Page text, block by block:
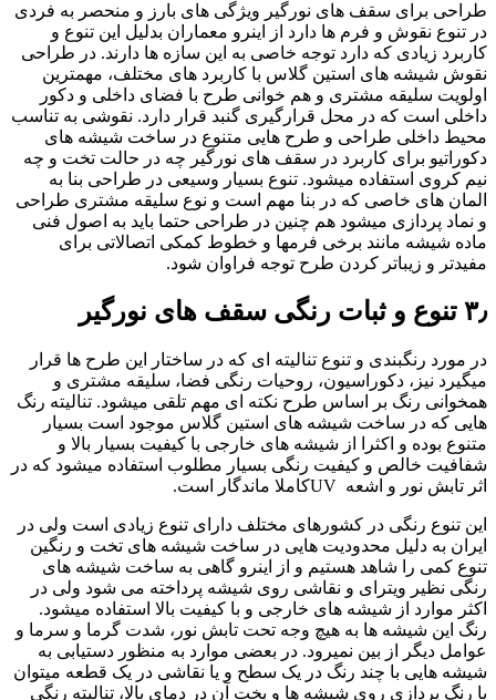
طراحی برای سقف های نورگیر ویژگی های بارز و منحصر به فردی
در تنوع نقوش و فرم ها دارد از اینرو معماران بدلیل این تنوع و
کاربرد زیادی که دارد توجه خاصی به این سازه ها دارند. در طراحی
نقوش شیشه های استین گلاس با کاربرد های مختلف، مهمترین
اولویت سلیقه مشتری و هم خوانی طرح با فضای داخلی و دکور
داخلی است که در محل قرارگیری گنبد قرار دارد. نقوشی به تناسب
محیط داخلی طراحی و طرح هایی متنوع در ساخت شیشه های
دکوراتیو برای کاربرد در سقف های نورگیر چه در حالت تخت و چه
نیم کروی استفاده میشود. تنوع بسیار وسیعی در طراحی بنا به
المان های خاصی که در بنا مهم است و نوع سلیقه مشتری طراحی
و نماد پردازی میشود هم چنین در طراحی حتما باید به اصول فنی
ماده شیشه مانند برخی فرمها و خطوط کمکی اتصالاتی برای
مفیدتر و زیباتر کردن طرح توجه فراوان شود.
۳٫ تنوع و ثبات رنگی سقف های نورگیر
در مورد رنگ­بندی و تنوع تنالیته ای که در ساختار این طرح ها قرار
میگیرد نیز، دکوراسیون، روحیات رنگی فضا، سلیقه مشتری و
همخوانی رنگ بر اساس طرح نکته ای مهم تلقی میشود. تنالیته رنگ
هایی که در ساخت شیشه های استین گلاس موجود است بسیار
متنوع بوده و اکثرا از شیشه های خارجی با کیفیت بسیار بالا و
شفافیت خالص و کیفیت رنگی بسیار مطلوب استفاده می­شود که در
اثر تابش نور و اشعه UVکاملا ماندگار است.
این تنوع رنگی در کشورهای مختلف دارای تنوع زیادی است ولی در
ایران به دلیل محدودیت هایی در ساخت شیشه های تخت و رنگین
تنوع کمی را شاهد هستیم و از اینرو گاهی به ساخت شیشه های
رنگی نظیر ویترای و نقاشی روی شیشه پرداخته می شود ولی در
اکثر موارد از شیشه های خارجی و با کیفیت بالا استفاده میشود.
رنگ این شیشه ها به هیچ وجه تحت تابش نور، شدت گرما و سرما و
عوامل دیگر از بین نمیرود. در بعضی موارد به منظور دستیابی به
شیشه هایی با چند رنگ در یک سطح و یا نقاشی در یک قطعه میتوان
با رنگ پردازی روی شیشه ها و پخت آن در دمای بالا، تنالیته رنگی